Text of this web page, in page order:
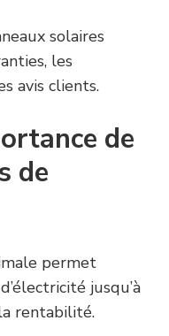
solaires
les
avis clients.
de
de
permet
jusqu’à
rentabilité.